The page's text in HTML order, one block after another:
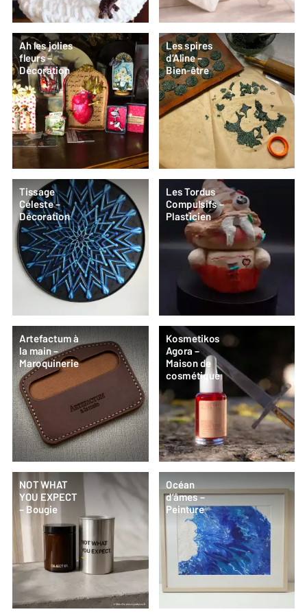
Ah les jolies
fleurs –
Décoration
Les spires
d’Aline –
Bien-être
Tissage
Céleste –
Décoration
Les Tordus
Compulsifs –
Plasticien
Artefactum à
la main –
Maroquinerie
Kosmetikos
Agora –
Maison de
cosmétique
NOT WHAT
YOU EXPECT
– Bougie
Océan
d’âmes –
Peinture